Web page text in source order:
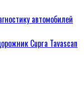
автомобилей
Cupra Tavascan